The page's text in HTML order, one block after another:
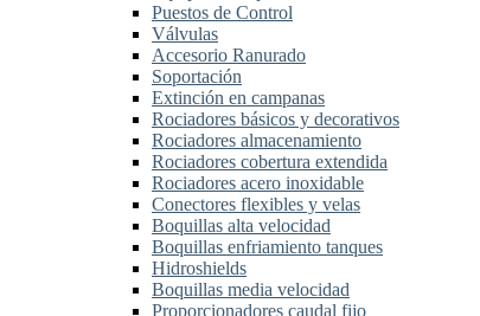
Puestos de Control
Válvulas
Accesorio Ranurado
Soportación
Extinción en campanas
Rociadores básicos y decorativos
Rociadores almacenamiento
Rociadores cobertura extendida
Rociadores acero inoxidable
Conectores flexibles y velas
Boquillas alta velocidad
Boquillas enfriamiento tanques
Hidroshields
Boquillas media velocidad
Proporcionadores caudal fijo